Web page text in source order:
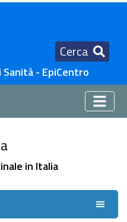
Cerca
- EpiCentro
in Italia